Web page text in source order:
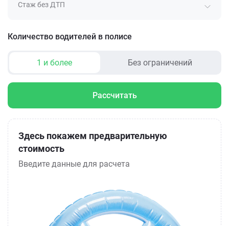
Стаж без ДТП
Количество водителей в полисе
1 и более Без ограничений
Рассчитать
Здесь покажем предварительную
стоимость
Введите данные для расчета